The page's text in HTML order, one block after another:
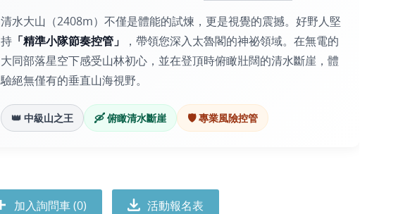
清水大山（2408m）不僅是體能的試煉，更是視覺的震撼。好野人堅
持 「精準小隊節奏控管」
，帶領您深入太魯閣的神祕領域。在無電的
大同部落星空下感受山林初心，並在登頂時俯瞰壯闊的清水斷崖，體
驗絕無僅有的垂直山海視野。
👑 中級山之王 🛶 俯瞰清水斷崖 🛡️ 專業風險控管
加入詢問車 (0) 活動報名表